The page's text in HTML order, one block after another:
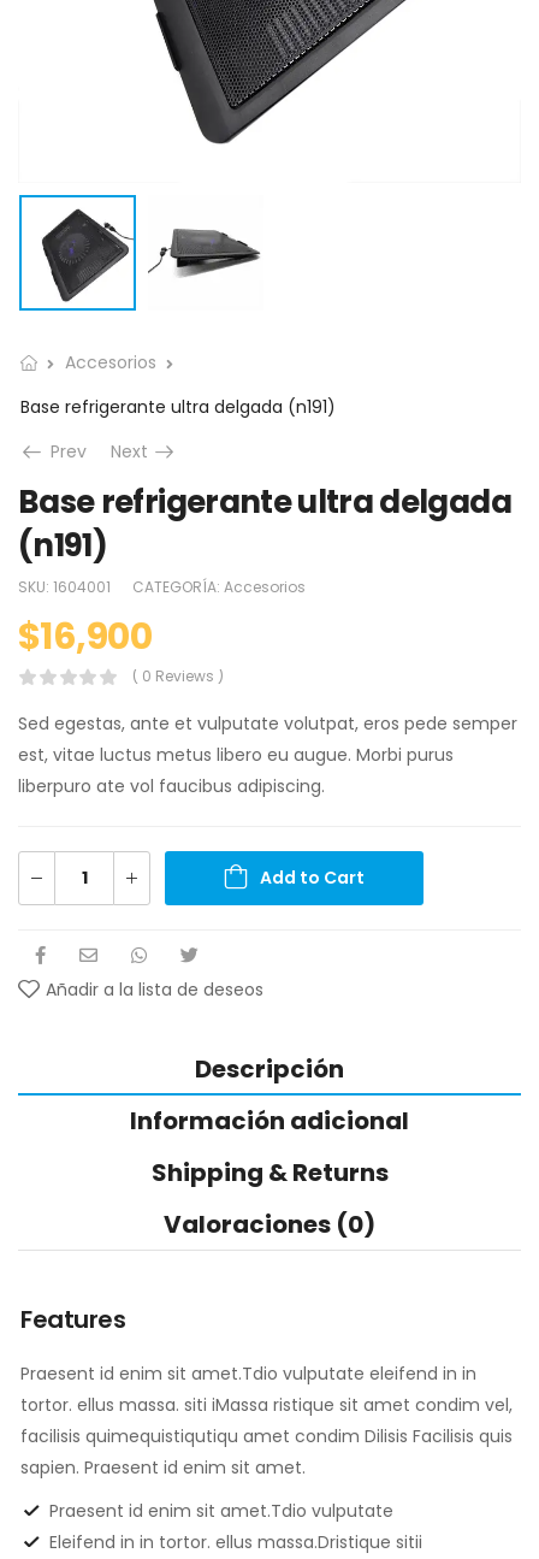
Accesorios
Base refrigerante ultra delgada (n191)
Prev
Next
Base refrigerante ultra delgada
(n191)
SKU: 1604001 CATEGORÍA: Accesorios
$16,900
( 0 Reviews )
Sed egestas, ante et vulputate volutpat, eros pede semper
est, vitae luctus metus libero eu augue. Morbi purus
liberpuro ate vol faucibus adipiscing.
Add to Cart
Añadir a la lista de deseos
Descripción
Información adicional
Shipping & Returns
Valoraciones (0)
Features
Praesent id enim sit amet.Tdio vulputate eleifend in in
tortor. ellus massa. siti iMassa ristique sit amet condim vel,
facilisis quimequistiqutiqu amet condim Dilisis Facilisis quis
sapien. Praesent id enim sit amet.
Praesent id enim sit amet.Tdio vulputate
Eleifend in in tortor. ellus massa.Dristique sitii